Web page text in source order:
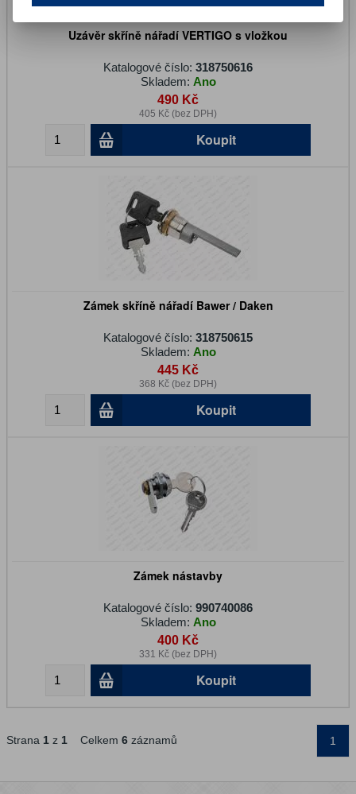
Uzávěr skříně nářadí VERTIGO s vložkou
Katalogové číslo: 318750616
Skladem: Ano
490 Kč
405 Kč (bez DPH)
Koupit
Zámek skříně nářadí Bawer / Daken
Katalogové číslo: 318750615
Skladem: Ano
445 Kč
368 Kč (bez DPH)
Koupit
Zámek nástavby
Katalogové číslo: 990740086
Skladem: Ano
400 Kč
331 Kč (bez DPH)
Koupit
Strana 1 z 1 Celkem 6 záznamů 1